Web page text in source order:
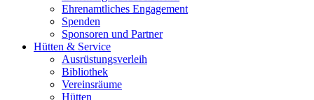
Ehrenamtliches Engagement
Spenden
Sponsoren und Partner
Hütten & Service
Ausrüstungsverleih
Bibliothek
Vereinsräume
Hütten